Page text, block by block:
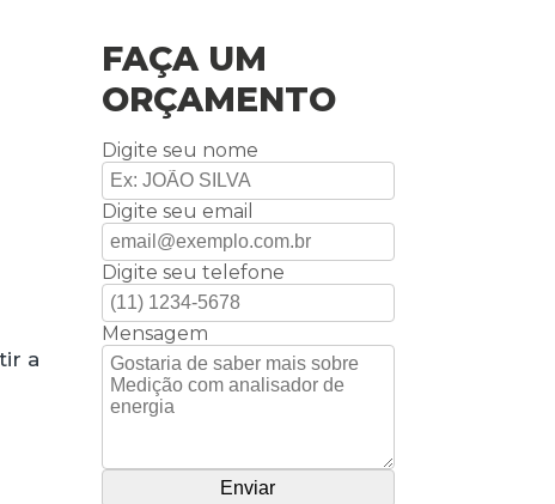
a
FAÇA UM
ORÇAMENTO
Digite seu nome
Digite seu email
Digite seu telefone
Mensagem